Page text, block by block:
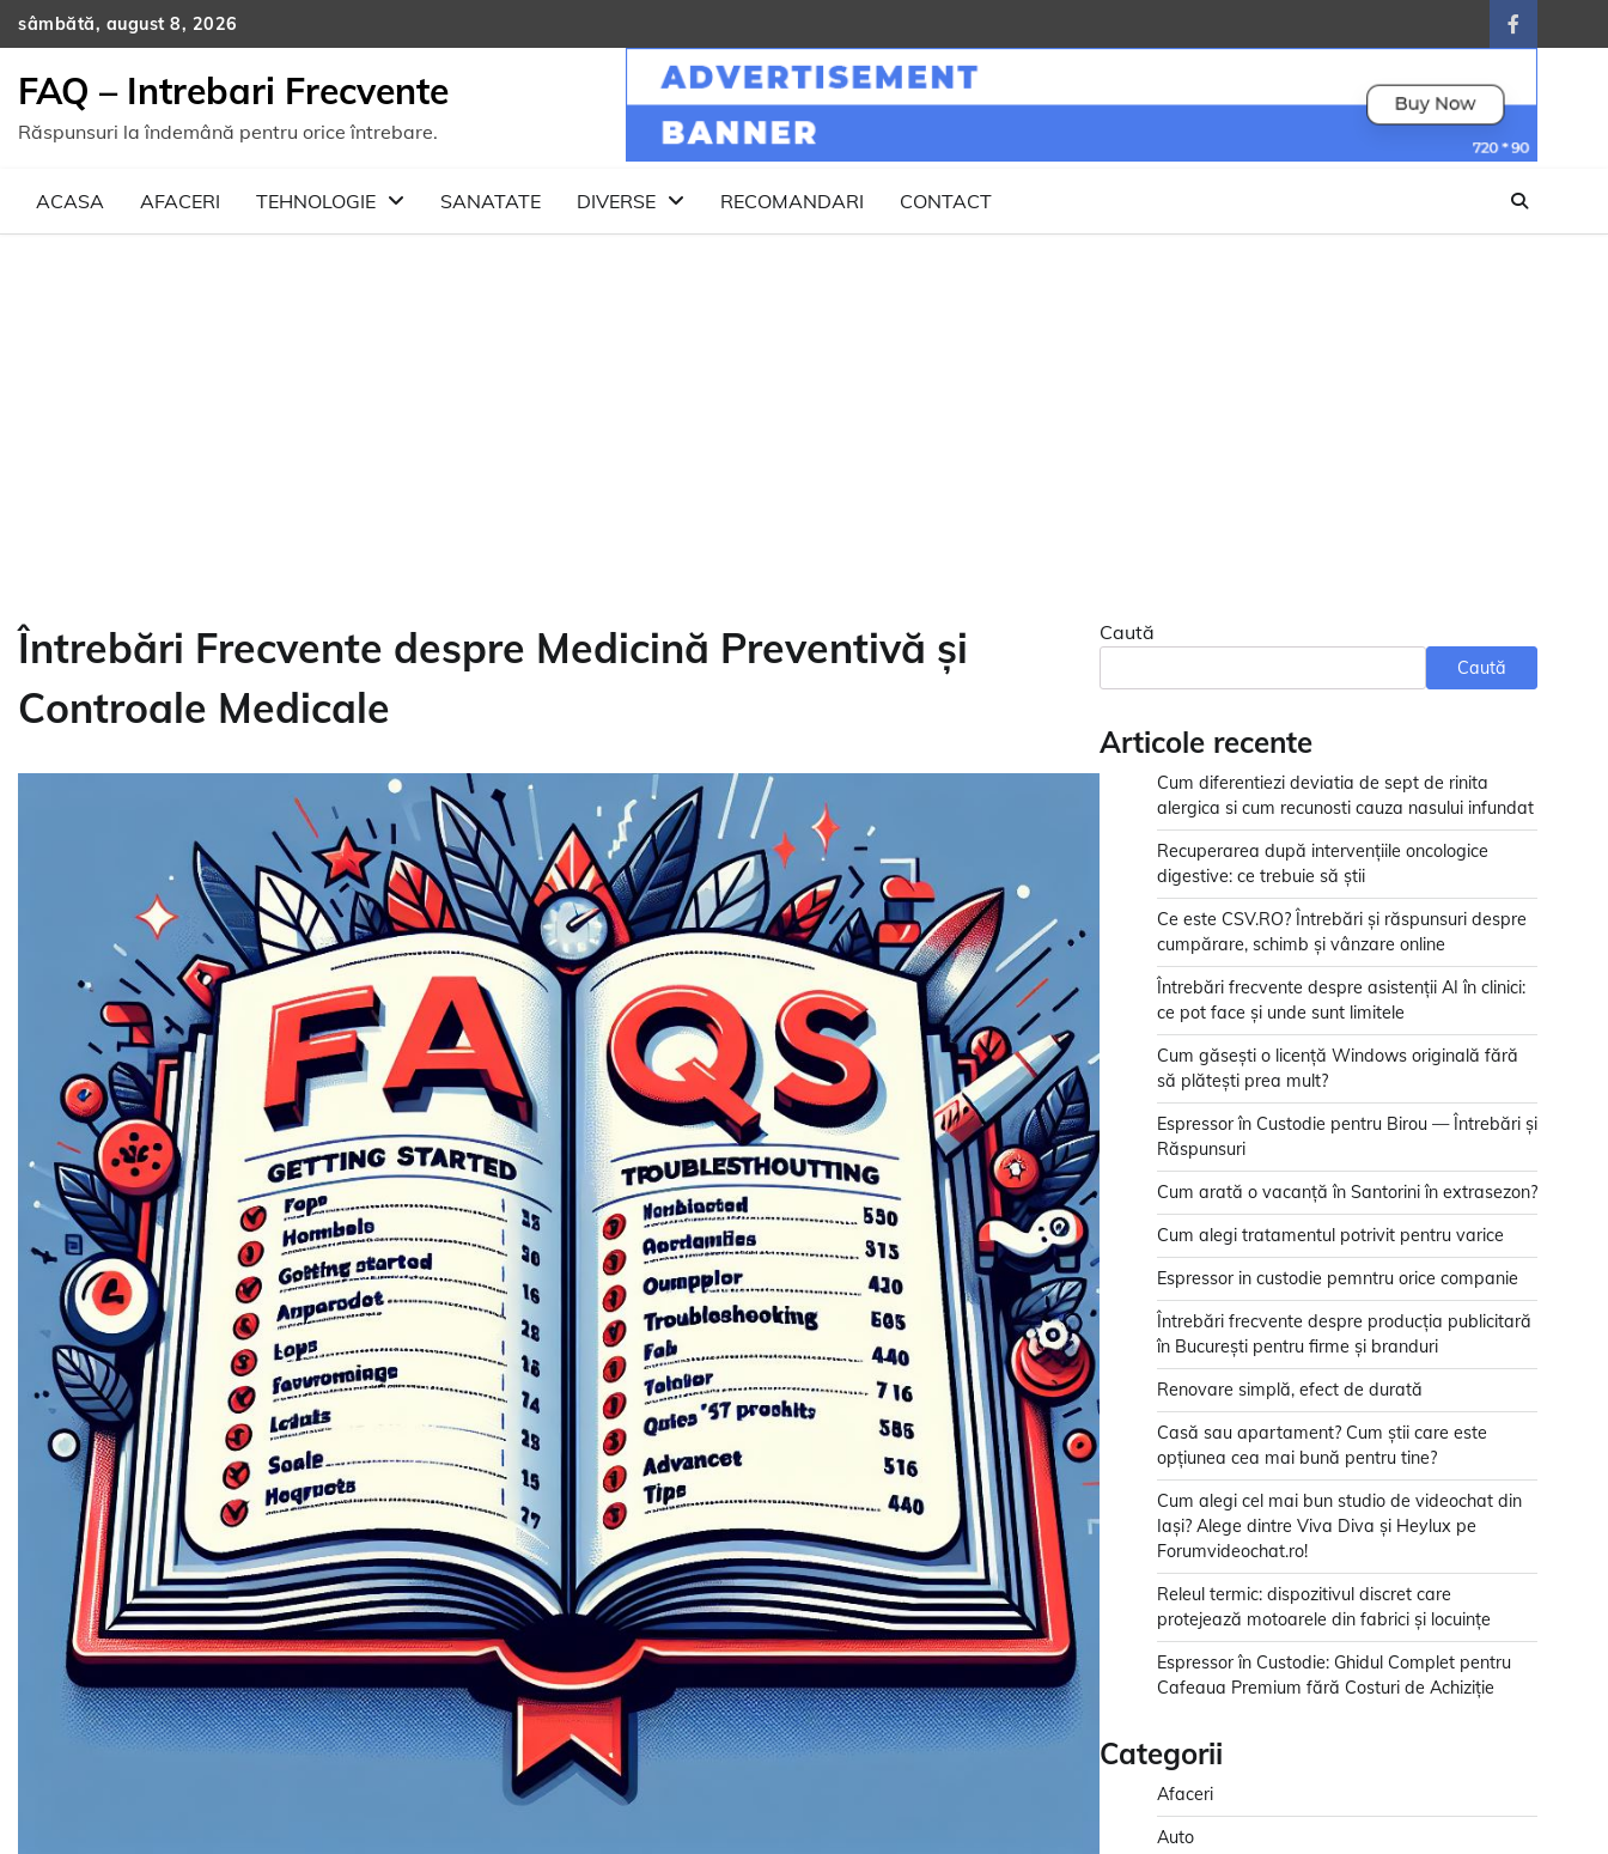
Skip
to
sâmbătă, august 8, 2026
facebook
FAQ – Intrebari Frecvente
Răspunsuri la îndemână pentru orice întrebare.
ACASA AFACERI TEHNOLOGIE SANATATE DIVERSE RECOMANDARI CONTACT
Întrebări Frecvente despre Medicină Preventivă și
Controale Medicale
Caută
Caută
Articole recente
Cum diferentiezi deviatia de sept de rinita
alergica si cum recunosti cauza nasului infundat
Recuperarea după intervențiile oncologice
digestive: ce trebuie să știi
Ce este CSV.RO? Întrebări și răspunsuri despre
cumpărare, schimb și vânzare online
Întrebări frecvente despre asistenții AI în clinici:
ce pot face și unde sunt limitele
Cum găsești o licență Windows originală fără
să plătești prea mult?
Espressor în Custodie pentru Birou — Întrebări și
Răspunsuri
Cum arată o vacanță în Santorini în extrasezon?
Cum alegi tratamentul potrivit pentru varice
Espressor in custodie pemntru orice companie
Întrebări frecvente despre producția publicitară
în București pentru firme și branduri
Renovare simplă, efect de durată
Casă sau apartament? Cum știi care este
opțiunea cea mai bună pentru tine?
Cum alegi cel mai bun studio de videochat din
Iași? Alege dintre Viva Diva și Heylux pe
Forumvideochat.ro!
Releul termic: dispozitivul discret care
protejează motoarele din fabrici și locuințe
Espressor în Custodie: Ghidul Complet pentru
Cafeaua Premium fără Costuri de Achiziție
Categorii
Afaceri
Auto